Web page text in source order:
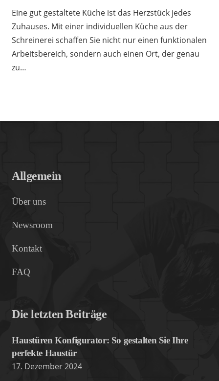
Eine gut gestaltete Küche ist das Herzstück jedes
Zuhauses. Mit einer individuellen Küche aus der
Schreinerei schaffen Sie nicht nur einen funktionalen
Arbeitsbereich, sondern auch einen Ort, der genau
zu…
Allgemein
Über uns
Newsroom
Kontakt
FAQ
Die letzten Beiträge
Haustüren Konfigurator: So gestalten Sie Ihre
perfekte Haustür
17. Dezember 2024